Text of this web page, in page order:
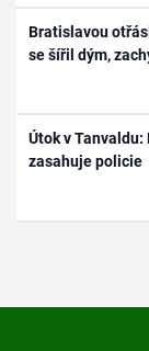
Bratislavou
se šířil dým,
Útok v
zasahuje policie